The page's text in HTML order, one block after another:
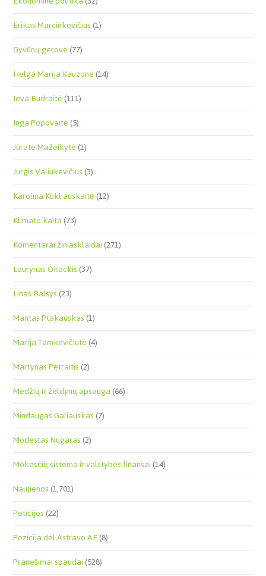
Erikas Marcinkevičius(1)
Gyvūnų gerovė(77)
Helga Marija Kauzonė(14)
Ieva Budraitė(111)
Inga Popovaitė(5)
Jūratė Mažeikytė(1)
Jurgis Valiukevičius(3)
Karolina Kukliauskaitė(12)
Klimato kaita(73)
Komentarai žiniasklaidai(271)
Laurynas Okockis(37)
Linas Balsys(23)
Mantas Ptakauskas(1)
Marija Tamkevičiūtė(4)
Martynas Petraitis(2)
Medžių ir želdynų apsauga(66)
Mindaugas Galiauskas(7)
Modestas Nugaras(2)
Mokesčių sistema ir valstybės finansai(14)
Naujienos(1,701)
Peticijos(22)
Pozicija dėl Astravo AE(8)
Pranešimai spaudai(528)